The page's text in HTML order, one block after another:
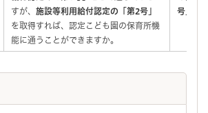
すが、 施設等利用給付認定の「第2号」
を取得すれば、認定こども園の保育所機
能に通うことができますか。
号」